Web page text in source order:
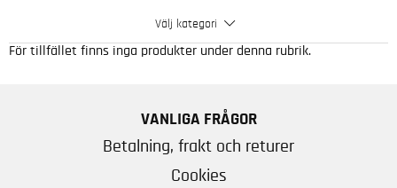
Välj kategori
För tillfället finns inga produkter under denna rubrik.
VANLIGA FRÅGOR
Betalning, frakt och returer
Cookies